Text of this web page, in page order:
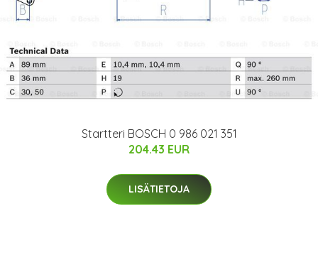
Startteri BOSCH 0 986 021 351
204.43 EUR
LISÄTIETOJA